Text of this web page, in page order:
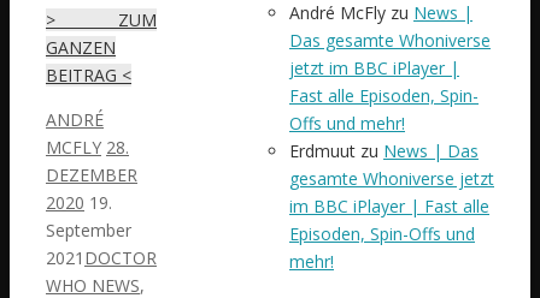
> ZUM
GANZEN
BEITRAG <
ANDRÉ
MCFLY 28.
DEZEMBER
2020 19.
September
2021 DOCTOR
WHO NEWS,
André McFly zu News |
Das gesamte Whoniverse
jetzt im BBC iPlayer |
Fast alle Episoden, Spin-
Offs und mehr!
Erdmuut zu News | Das
gesamte Whoniverse jetzt
im BBC iPlayer | Fast alle
Episoden, Spin-Offs und
mehr!